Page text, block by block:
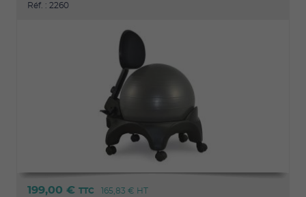
Réf. : 2260
199,00 € TTC 165,83 € HT